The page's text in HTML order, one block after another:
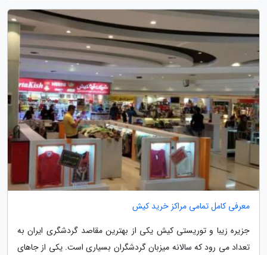
معرفی کامل تمامی مراکز خرید کیش
جزیره زیبا و توریستی کیش یکی از بهترین مقاصد گردشگری ایران به
تعداد می رود که سالانه میزبان گردشگران بسیاری است. یکی از جاهای